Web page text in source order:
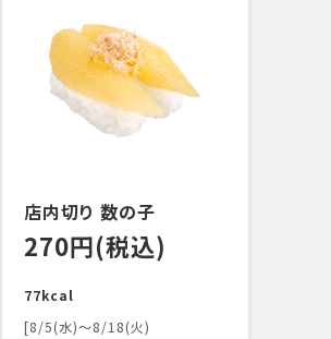
店内切り 数の子
270円(税込)
77kcal
[8/5(水)～8/18(火)